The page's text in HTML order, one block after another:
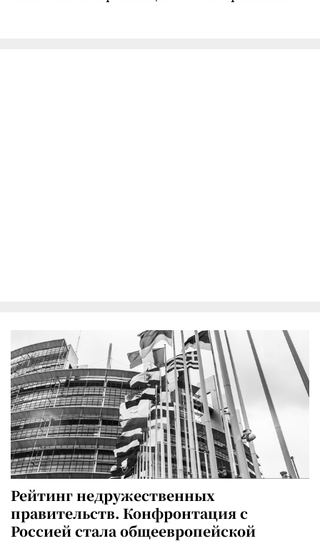
Рейтинг недружественных
правительств. Конфронтация с
Россией стала общеевропейской